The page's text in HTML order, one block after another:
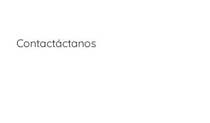
Contactáctanos